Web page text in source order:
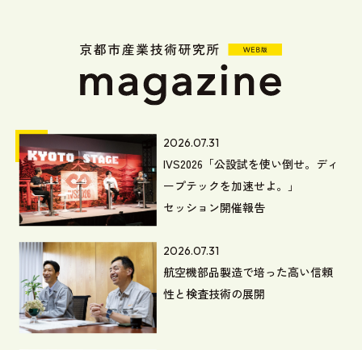
2026.07.31
IVS2026「公設試を使い倒せ。ディ
ープテックを加速せよ。」
セッション開催報告
2026.07.31
航空機部品製造で培った高い信頼
性と検査技術の展開